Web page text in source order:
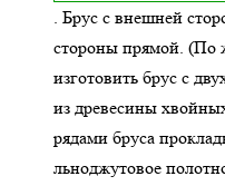
. Брус с внешней
стороны прямой. (По
изготовить брус с
из древесины
рядами бруса
льноджутовое